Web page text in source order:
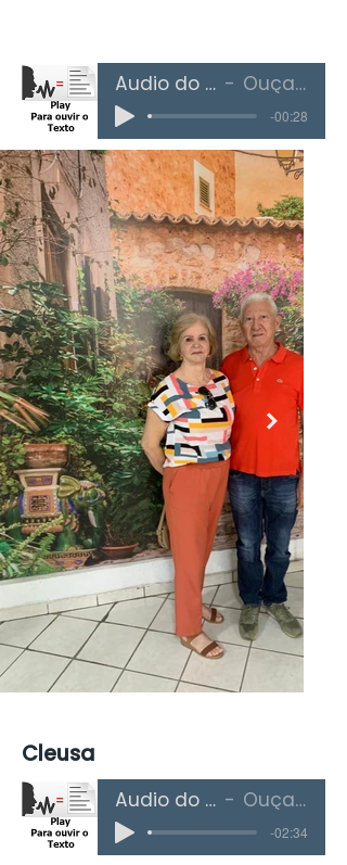
Áudio do Texto Ouça Aqui
-00:28
Cleusa
Áudio do Texto Ouça Aqui
-02:34